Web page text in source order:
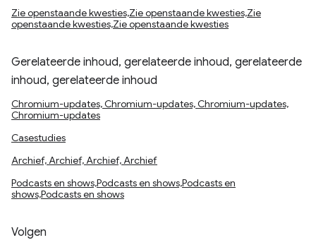
Zie openstaande kwesties,Zie openstaande kwesties,Zie
openstaande kwesties,Zie openstaande kwesties
Gerelateerde inhoud, gerelateerde inhoud, gerelateerde
inhoud, gerelateerde inhoud
Chromium-updates, Chromium-updates, Chromium-updates,
Chromium-updates
Casestudies
Archief, Archief, Archief, Archief
Podcasts en shows,Podcasts en shows,Podcasts en
shows,Podcasts en shows
Volgen